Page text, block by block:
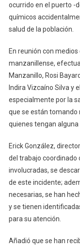
ocurrido en el puerto -
químicos
salud de la población.
En reunión con
manzanillense,
Manzanillo, Rosi
Indira Vizcaíno Silva y
especialmente por la
que se están tomando
quienes tengan alguna
Erick González,
del trabajo coordinado
involucradas, se
de este incidente;
necesarias, se han
y se tienen
para su atención.
Añadió que se han